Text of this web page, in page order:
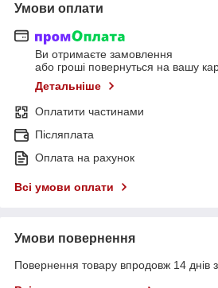
Умови оплати
Ви отримаєте замовлення
або гроші повернуться на вашу
Детальніше
Оплатити частинами
Післяплата
Оплата на рахунок
Всі умови оплати
Умови повернення
Повернення товару впродовж 14 днів